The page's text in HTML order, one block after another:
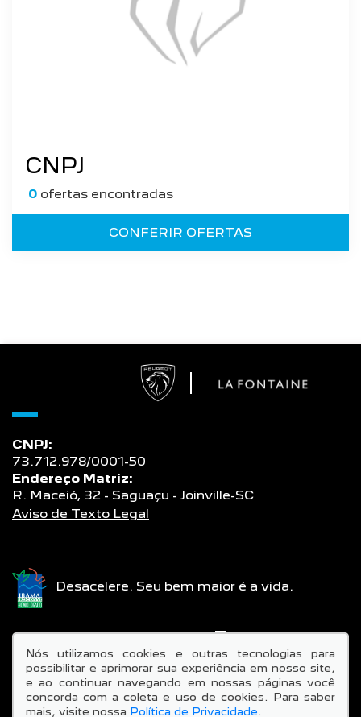
CNPJ
0 ofertas encontradas
CONFERIR OFERTAS
CNPJ:
73.712.978/0001-50
Endereço Matriz:
R. Maceió, 32 - Saguaçu - Joinville-SC
Aviso de Texto Legal
Desacelere. Seu bem maior é a vida.
Nós utilizamos cookies e outras tecnologias para
possibilitar e aprimorar sua experiência em nosso site,
e ao continuar navegando em nossas páginas você
concorda com a coleta e uso de cookies. Para saber
mais, visite nossa Política de Privacidade.